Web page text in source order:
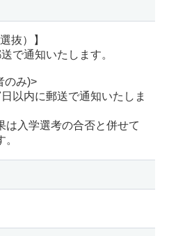
抜）】
で通知いたします。
のみ)>
以内に郵送で通知いたしま
入学選考の合否と併せて